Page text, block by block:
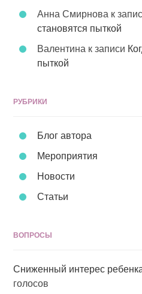
Анна Смирнова к
становятся пыткой
Валентина к записи
пыткой
РУБРИКИ
Блог автора
Мероприятия
Новости
Статьи
ВОПРОСЫ
Сниженный интерес
голосов